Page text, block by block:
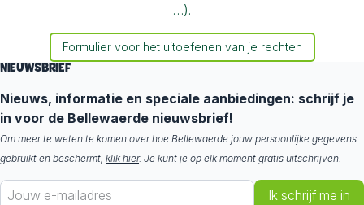
…).
Formulier voor het uitoefenen van je rechten
NIEUWSBRIEF
Nieuws, informatie en speciale aanbiedingen: schrijf je
in voor de Bellewaerde nieuwsbrief!
Om meer te weten te komen over hoe Bellewaerde jouw persoonlijke gegevens
gebruikt en beschermt, klik hier. Je kunt je op elk moment gratis uitschrijven.
Ik schrijf me in